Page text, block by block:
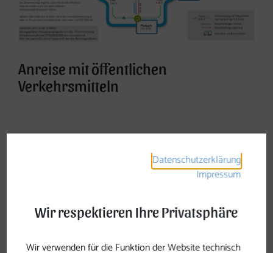
Anreise mit öffentlichen
Verkehrsmitteln
Westbahn
Datenschutzerklärung
Impressum
Wir respektieren Ihre Privatsphäre
Wir verwenden für die Funktion der Website technisch